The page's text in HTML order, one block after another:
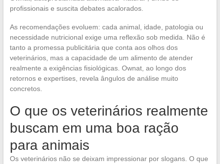
profissionais e suscita debates acalorados.
As recomendações evoluem: cada animal, idade, patologia ou
necessidade nutricional exige uma reflexão sob medida. Não é
tanto a promessa publicitária que conta aos olhos dos
veterinários, mas a capacidade de um alimento de atender
realmente a exigências fisiológicas. Ownat, ao longo dos
retornos e expertises, revela ângulos de análise muito
concretos.
O que os veterinários realmente
buscam em uma boa ração
para animais
Os veterinários não se deixam impressionar por slogans. O que